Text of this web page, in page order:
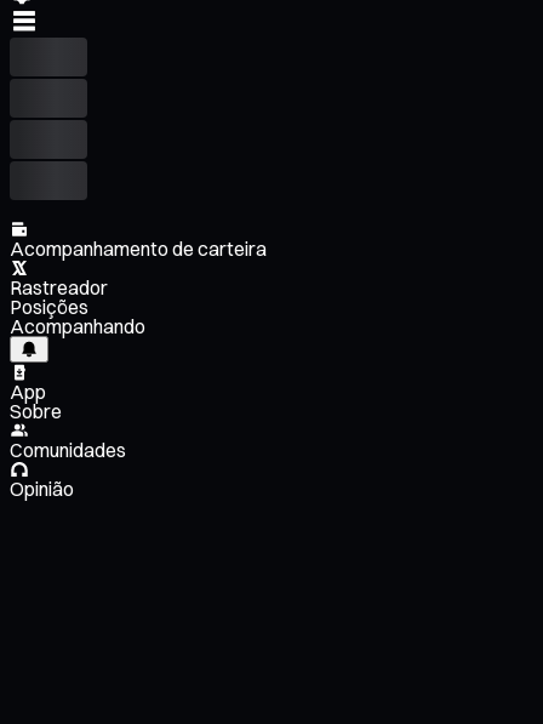
Acompanhamento de carteira
Rastreador
Posições
Acompanhando
App
Sobre
Comunidades
Opinião